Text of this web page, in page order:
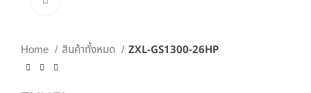
Home สินค้าทั้งหมด ZXL-GS1300-26HP